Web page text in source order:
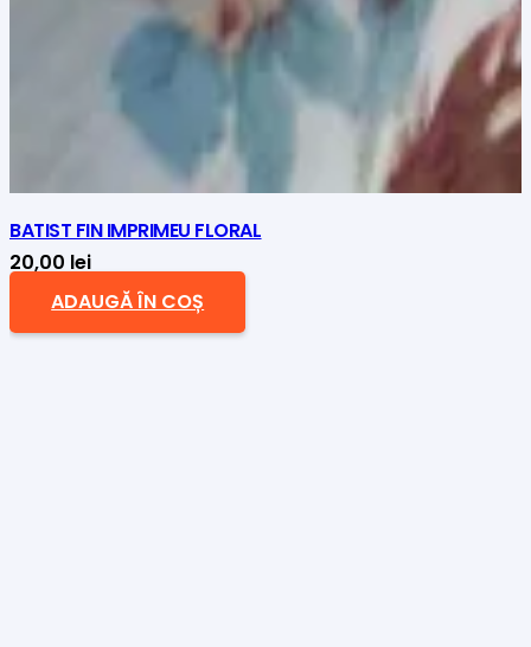
BATIST FIN IMPRIMEU FLORAL
20,00 lei
ADAUGĂ ÎN COȘ